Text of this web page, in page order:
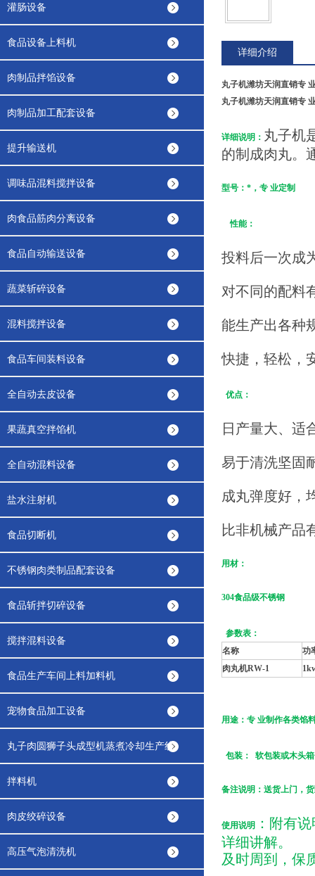
灌肠设备
食品设备上料机
肉制品拌馅设备
肉制品加工配套设备
提升输送机
调味品混料搅拌设备
肉食品筋肉分离设备
食品自动输送设备
蔬菜斩碎设备
混料搅拌设备
食品车间装料设备
全自动去皮设备
果蔬真空拌馅机
全自动混料设备
盐水注射机
食品切断机
不锈钢肉类制品配套设备
食品斩拌切碎设备
搅拌混料设备
食品生产车间上料加料机
宠物食品加工设备
丸子肉圆狮子头成型机蒸煮冷却生产线
拌料机
肉皮绞碎设备
高压气泡清洗机
详细介绍
丸子机潍坊天润直销专
丸子机潍坊天润直销专
详细说明： 丸子机
的制成肉丸。
型号 ：*，专 业定制
性能：
投料后一次成
对不同的配料
能生产出各种
快捷，轻松，
优点：
日产量大、适
易于清洗坚固
成丸弹度好，
比非机械产品
用材：
304食品级不锈钢
参数表 ：
名称
功
肉丸机RW-1
用途 ：专 业制作各类馅
包装： 软包装或木头
备注说明：送货上门，
使用说明
：附有
详细讲解。
及时周到，保